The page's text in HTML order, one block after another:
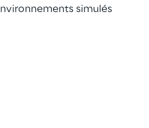
simulés